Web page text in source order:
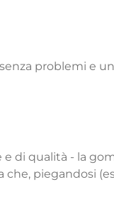
problemi e
di qualità - la
piegandosi